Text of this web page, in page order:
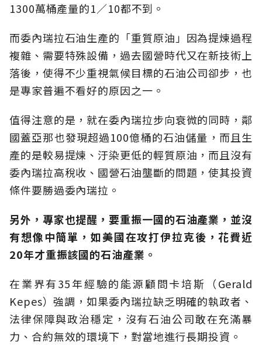
1300萬桶產量的1／10都不到。
而委內瑞拉石油生產的「重質原油」因為提煉過程
複雜、需要特殊設備，過去國營時代又在新技術上
落後，使得不少重視氣候目標的石油公司卻步，也
是專家普遍不看好的原因之一。
值得注意的是，就在委內瑞拉步向衰微的同時，鄰
國蓋亞那也發現超過100億桶的石油儲量，而且生
產的是較易提煉、汙染更低的輕質原油，而且沒有
委內瑞拉高稅收、國營石油壟斷的問題，使其投資
條件要勝過委內瑞拉。
另外，專家也提醒，要重振一國的石油產業，並沒
有想像中簡單，如美國在攻打伊拉克後，花費近
20年才重振該國的石油產業。
在業界有35年經驗的能源顧問卡培斯（Gerald
Kepes）強調，如果委內瑞拉缺乏明確的執政者、
法律保障與政治穩定，沒有石油公司敢在充滿暴
力、合約無效的環境下，對當地進行長期投資。